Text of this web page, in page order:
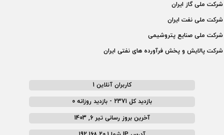
شركت ملی گاز ايران
شركت ملی نفت ايران
شركت ملی صنايع پتروشيمی
شركت پالايش و پخش فرآورده های نفتی ايران
کاربران آنلاین 1
بازدید کل 2371 - بازدید روزانه 0
آخرین بروز رسانی تیر 6, 1403